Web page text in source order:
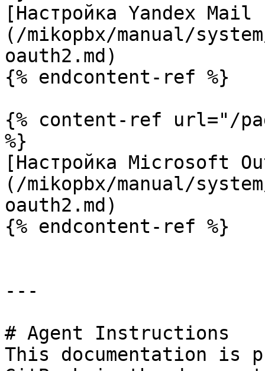
[Настройка Yandex
(/mikopbx/manual/
oauth2.md)
{% endcontent-ref %}
{% content-ref url="/
%}
[Настройка Microsoft
(/mikopbx/manual/
oauth2.md)
{% endcontent-ref %}
---
# Agent Instructions
This documentation is